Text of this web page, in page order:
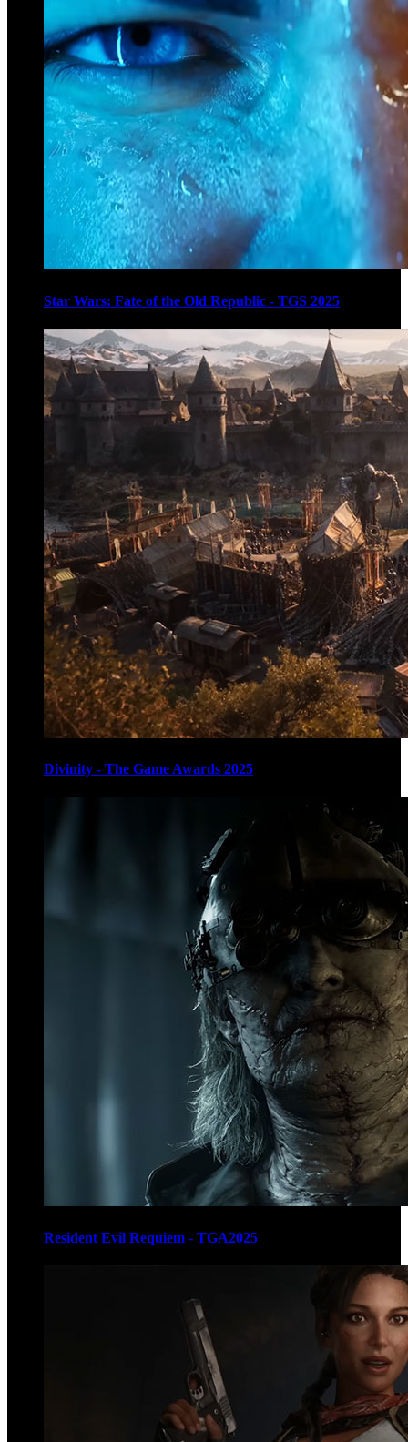
Star Wars: Fate of the Old Republic - TGS 2025
Divinity - The Game Awards 2025
Resident Evil Requiem - TGA2025